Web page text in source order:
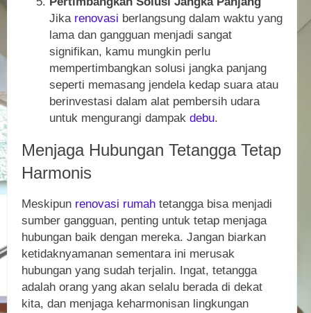
Jika renovasi berlangsung dalam waktu yang
lama dan gangguan menjadi sangat
signifikan, kamu mungkin perlu
mempertimbangkan solusi jangka panjang
seperti memasang jendela kedap suara atau
berinvestasi dalam alat pembersih udara
untuk mengurangi dampak debu.
Menjaga Hubungan Tetangga Tetap
Harmonis
Meskipun renovasi rumah tetangga bisa menjadi
sumber gangguan, penting untuk tetap menjaga
hubungan baik dengan mereka. Jangan biarkan
ketidaknyamanan sementara ini merusak
hubungan yang sudah terjalin. Ingat, tetangga
adalah orang yang akan selalu berada di dekat
kita, dan menjaga keharmonisan lingkungan